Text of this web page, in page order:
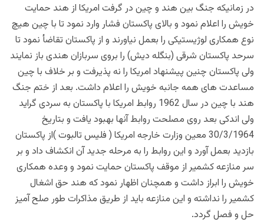
در زمانیکه جنگ بین هند و چین در گرفت امریکا از هند حمایت
خویش را اعلام نمود و بالای پاکستان فشار وارد نمود تا با چین هیچ
نوع همکاری لوژیستیکی را بعمل نیاورند و از پاکستان تقاضأ نمود تا
سرحد پاکستان شرقی (بنگله دیش) را بروی سربازان هندی باز نمایند
ولی پاکستان چنین پیشنهاد امریکا را نه پذیرفت و بر خلاف با چین
مساعدت های همه جانبه خویش را اعلام داشت. بعد از ختم جنگ
هند با چین در سال 1962 روابط امریکا با پاکستان به سردی گراید
ولی اندکی بعد روی مصلحت روابط آنها بهبود یافت و بتاریخ
30/3/1964 معین وزارت خارجه امریکا ( فلیس تالبوت )از پاکستان
بازدید بعمل آورد و این روابط را به مرحله جدید آن انکشاف داد و بر
سر منازعه کشمیر از موقف پاکستان حمایت نمود و وعده همکاری
خویش را ابراز داشت و همچنان اظهار نمود که هند حق اشغال
کشمیر را نداشته و این منازعه باید از طریق مذاکرات طور صلح آمیز
حل و فصل گردد.